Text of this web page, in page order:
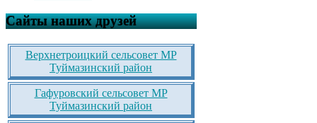
Сайты наших друзей
Верхнетроицкий сельсовет МР
Туймазинский район
Гафуровский сельсовет МР
Туймазинский район